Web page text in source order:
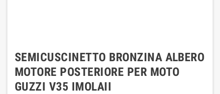
SEMICUSCINETTO BRONZINA ALBERO
MOTORE POSTERIORE PER MOTO
GUZZI V35 IMOLAII